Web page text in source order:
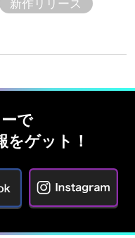
新作リリース
で
をゲット！